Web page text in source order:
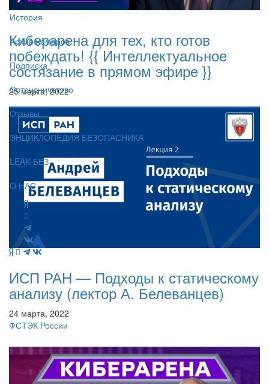
История
Архив номеров
Подписка
Сотрудничество
Отзывы
ЭНЦИКЛОПЕДИЯ БЕЗОПАСНИКА
LEAK-БЕЗ
О НАС
Киберарена для тех, кто готов
побеждать! {{ Интеллектуальное
состязание в прямом эфире }}
25 марта, 2022
ИСП РАН — Подходы к статическому
анализу (лектор А. Белеванцев)
24 марта, 2022
ФСТЭК России